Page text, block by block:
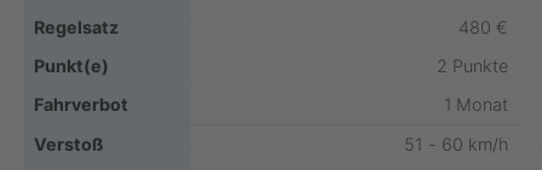
480 €
2 Punkte
1 Monat
51 - 60 km/h